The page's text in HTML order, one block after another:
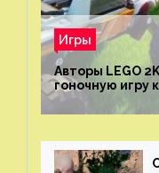
Игры
Авторы LEGO
гоночную игру